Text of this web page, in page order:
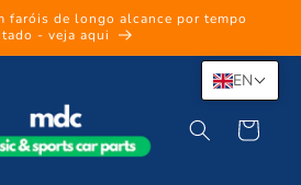
faróis de longo alcance por tempo
- veja aqui
Cart
EN